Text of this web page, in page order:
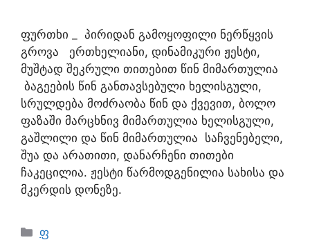
ფურთხი _ პირიდან გამოყოფილი ნერწყვის
გროვა ერთხელიანი, დინამიკური ჟესტი,
მუშტად შეკრული თითებით წინ მიმართულია
ბაგეების წინ განთავსებული ხელისგული,
სრულდება მოძრაობა წინ და ქვევით, ბოლო
ფაზაში მარცხნივ მიმართულია ხელისგული,
გაშლილი და წინ მიმართულია საჩვენებელი,
შუა და არათითი, დანარჩენი თითები
ჩაკეცილია. ჟესტი წარმოდგენილია სახისა და
მკერდის დონეზე.
ფ